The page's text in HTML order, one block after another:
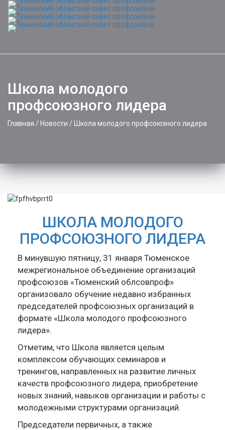
Школа молодого
профсоюзного лидера
Главная / Новости / Школа молодого профсоюзного лидера
ШКОЛА МОЛОДОГО
ПРОФСОЮЗНОГО ЛИДЕРА
В минувшую пятницу, 31 января Тюменское
межрегиональное объединение организаций
профсоюзов «Тюменский облсовпроф»
организовало обучение недавно избранных
председателей профсоюзных организаций в
формате «Школа молодого профсоюзного
лидера».
Отметим, что Школа является целым
комплексом обучающих семинаров и
тренингов, направленных на развитие личных
качеств профсоюзного лидера, приобретение
новых знаний, навыков организации и работы с
молодежными структурами организаций.
Председатели первичных, а также